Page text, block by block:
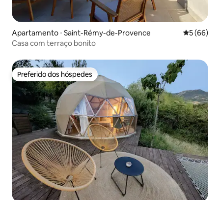
Apartamento ⋅ Saint-Rémy-de-Provence 5 de uma
5 (66)
Casa com terraço bonito
Preferido dos hóspedes
Preferido dos hóspedes